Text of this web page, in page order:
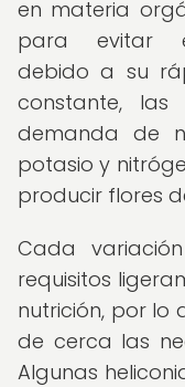
en materia
para evitar
debido a su
constante, las
demanda de
potasio y
producir flores
Cada
requisitos
nutrición, por lo
de cerca las
Algunas